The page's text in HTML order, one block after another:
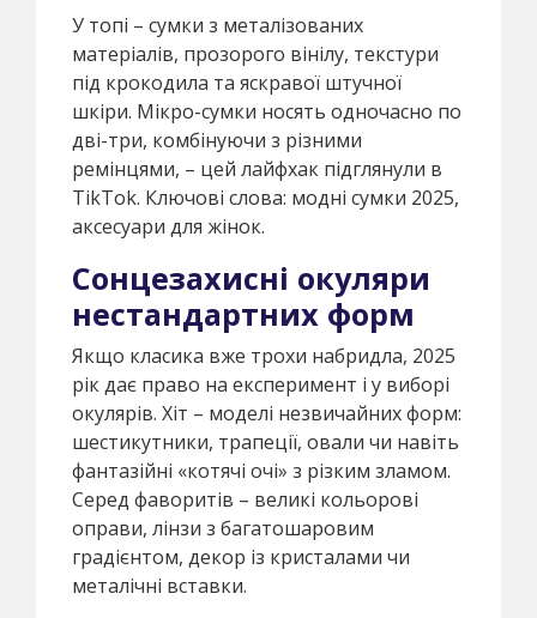
У топі – сумки з металізованих
матеріалів, прозорого вінілу, текстури
під крокодила та яскравої штучної
шкіри. Мікро-сумки носять одночасно по
дві-три, комбінуючи з різними
ремінцями, – цей лайфхак підглянули в
TikTok. Ключові слова: модні сумки 2025,
аксесуари для жінок.
Сонцезахисні окуляри
нестандартних форм
Якщо класика вже трохи набридла, 2025
рік дає право на експеримент і у виборі
окулярів. Хіт – моделі незвичайних форм:
шестикутники, трапеції, овали чи навіть
фантазійні «котячі очі» з різким зламом.
Серед фаворитів – великі кольорові
оправи, лінзи з багатошаровим
градієнтом, декор із кристалами чи
металічні вставки.